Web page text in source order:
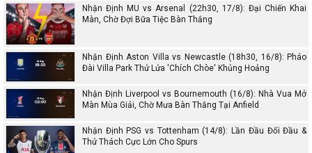
Nhận Định MU vs Arsenal (22h30, 17/8): Đại Chiến Khai
Màn, Chờ Đợi Bữa Tiệc Bàn Thắng
Nhận Định Aston Villa vs Newcastle (18h30, 16/8): Pháo
Đài Villa Park Thử Lửa 'Chích Chòe' Khủng Hoảng
Nhận Định Liverpool vs Bournemouth (16/8): Nhà Vua Mở
Màn Mùa Giải, Chờ Mưa Bàn Thắng Tại Anfield
Nhận Định PSG vs Tottenham (14/8): Lần Đầu Đối Đầu &
Thử Thách Cực Lớn Cho Spurs